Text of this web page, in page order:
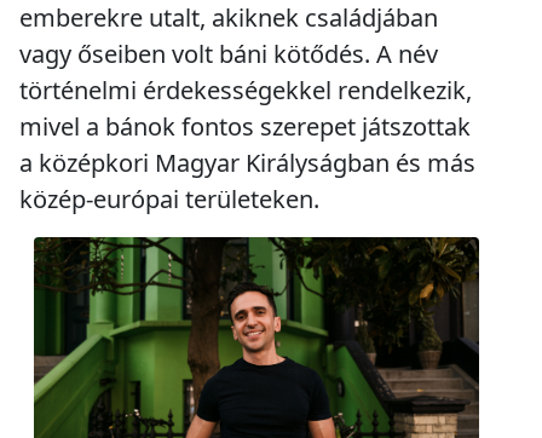
emberekre utalt, akiknek családjában
vagy őseiben volt báni kötődés. A név
történelmi érdekességekkel rendelkezik,
mivel a bánok fontos szerepet játszottak
a középkori Magyar Királyságban és más
közép-európai területeken.